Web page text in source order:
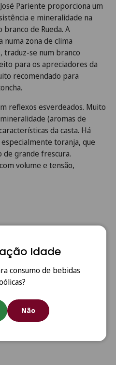
Pariente proporciona um
e mineralidade na
de Rueda. A
numa zona de clima
traduz-se num branco
para os apreciadores da
recomendado para
reflexos esverdeados. Muito
(aromas de
da casta. Há
toranja, que
de grande frescura.
volume e tensão,
Idade
consumo de bebidas
Não
Grátis
encomendas acima de €80
Continental)